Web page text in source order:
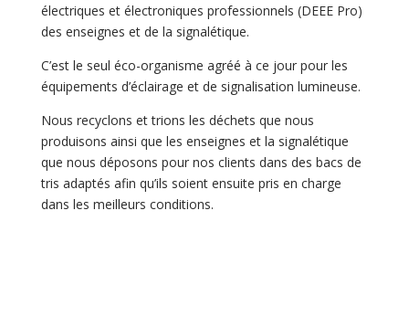
électriques et électroniques professionnels (DEEE Pro)
des enseignes et de la signalétique.
C’est le seul éco-organisme agréé à ce jour pour les
équipements d’éclairage et de signalisation lumineuse.
Nous recyclons et trions les déchets que nous
produisons ainsi que les enseignes et la signalétique
que nous déposons pour nos clients dans des bacs de
tris adaptés afin qu’ils soient ensuite pris en charge
dans les meilleurs conditions.